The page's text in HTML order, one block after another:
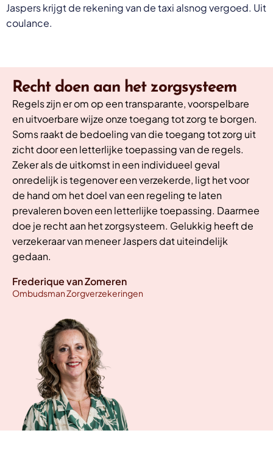
Jaspers krijgt de rekening van de taxi alsnog vergoed. Uit
coulance.
Recht doen aan het zorgsysteem
Regels zijn er om op een transparante, voorspelbare
en uitvoerbare wijze onze toegang tot zorg te borgen.
Soms raakt de bedoeling van die toegang tot zorg uit
zicht door een letterlijke toepassing van de regels.
Zeker als de uitkomst in een individueel geval
onredelijk is tegenover een verzekerde, ligt het voor
de hand om het doel van een regeling te laten
prevaleren boven een letterlijke toepassing. Daarmee
doe je recht aan het zorgsysteem. Gelukkig heeft de
verzekeraar van meneer Jaspers dat uiteindelijk
gedaan.
Frederique van Zomeren
Ombudsman Zorgverzekeringen